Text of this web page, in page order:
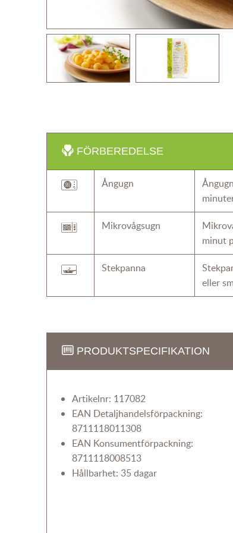
FÖRBEREDELSE
Ångugn
Mikrovågsugn
minut
Stekpanna
eller
PRODUKTSPECIFIKATION
Artikelnr: 117082
EAN Detaljhandelsförpackning:
8711118011308
EAN Konsumentförpackning:
8711118008513
Hållbarhet: 35 dagar